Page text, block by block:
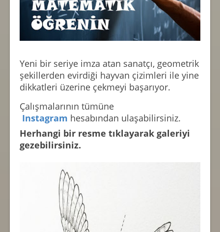
Yeni bir seriye imza atan sanatçı, geometrik
şekillerden evirdiği hayvan çizimleri ile yine
dikkatleri üzerine çekmeyi başarıyor.
Çalışmalarının tümüne
Instagram hesabından ulaşabilirsiniz.
Herhangi bir resme tıklayarak galeriyi
gezebilirsiniz.